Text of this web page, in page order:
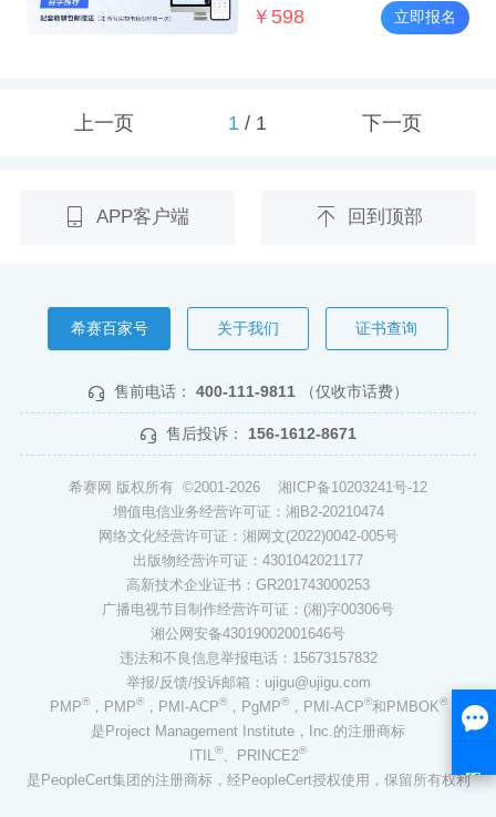
￥ 598 立即报名
上一页 1/ 1 下一页
APP客户端 回到顶部
希赛百家号 关于我们 证书查询
售前电话： 400-111-9811 （仅收市话费）
售后投诉： 156-1612-8671
希赛网 版权所有 ©2001-2026 湘ICP备10203241号-12
增值电信业务经营许可证：湘B2-20210474
网络文化经营许可证：湘网文(2022)0042-005号
出版物经营许可证：4301042021177
高新技术企业证书：GR201743000253
广播电视节目制作经营许可证：(湘)字00306号
湘公网安备43019002001646号
违法和不良信息举报电话：15673157832
举报/反馈/投诉邮箱：ujigu@ujigu.com
PMP®，PMP®，PMI-ACP®，PgMP®，PMI-ACP®和PMBOK®
是Project Management Institute，Inc.的注册商标
ITIL®、PRINCE2®
是PeopleCert集团的注册商标，经PeopleCert授权使用，保留所有权利